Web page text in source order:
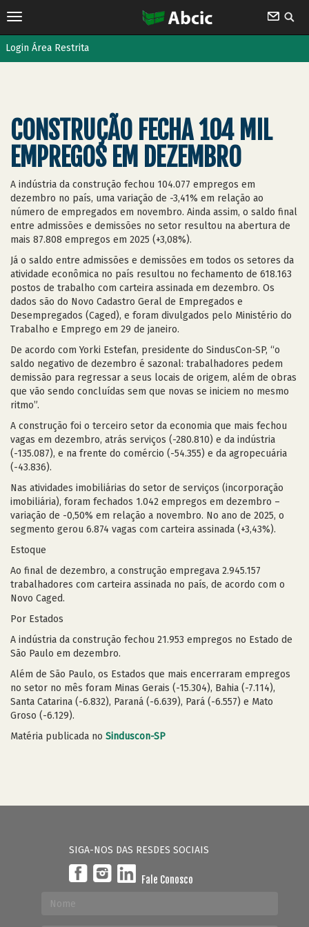
Login Área Restrita
CONSTRUÇÃO FECHA 104 MIL
EMPREGOS EM DEZEMBRO
A indústria da construção fechou 104.077 empregos em
dezembro no país, uma variação de -3,41% em relação ao
número de empregados em novembro. Ainda assim, o saldo final
entre admissões e demissões no setor resultou na abertura de
mais 87.808 empregos em 2025 (+3,08%).
Já o saldo entre admissões e demissões em todos os setores da
atividade econômica no país resultou no fechamento de 618.163
postos de trabalho com carteira assinada em dezembro. Os
dados são do Novo Cadastro Geral de Empregados e
Desempregados (Caged), e foram divulgados pelo Ministério do
Trabalho e Emprego em 29 de janeiro.
De acordo com Yorki Estefan, presidente do SindusCon-SP, “o
saldo negativo de dezembro é sazonal: trabalhadores pedem
demissão para regressar a seus locais de origem, além de obras
que vão sendo concluídas sem que novas se iniciem no mesmo
ritmo”.
A construção foi o terceiro setor da economia que mais fechou
vagas em dezembro, atrás serviços (-280.810) e da indústria
(-135.087), e na frente do comércio (-54.355) e da agropecuária
(-43.836).
Nas atividades imobiliárias do setor de serviços (incorporação
imobiliária), foram fechados 1.042 empregos em dezembro –
variação de -0,50% em relação a novembro. No ano de 2025, o
segmento gerou 6.874 vagas com carteira assinada (+3,43%).
Estoque
Ao final de dezembro, a construção empregava 2.945.157
trabalhadores com carteira assinada no país, de acordo com o
Novo Caged.
Por Estados
A indústria da construção fechou 21.953 empregos no Estado de
São Paulo em dezembro.
Além de São Paulo, os Estados que mais encerraram empregos
no setor no mês foram Minas Gerais (-15.304), Bahia (-7.114),
Santa Catarina (-6.832), Paraná (-6.639), Pará (-6.557) e Mato
Groso (-6.129).
Matéria publicada no Sinduscon-SP
SIGA-NOS DAS RESDES SOCIAIS
Fale Conosco